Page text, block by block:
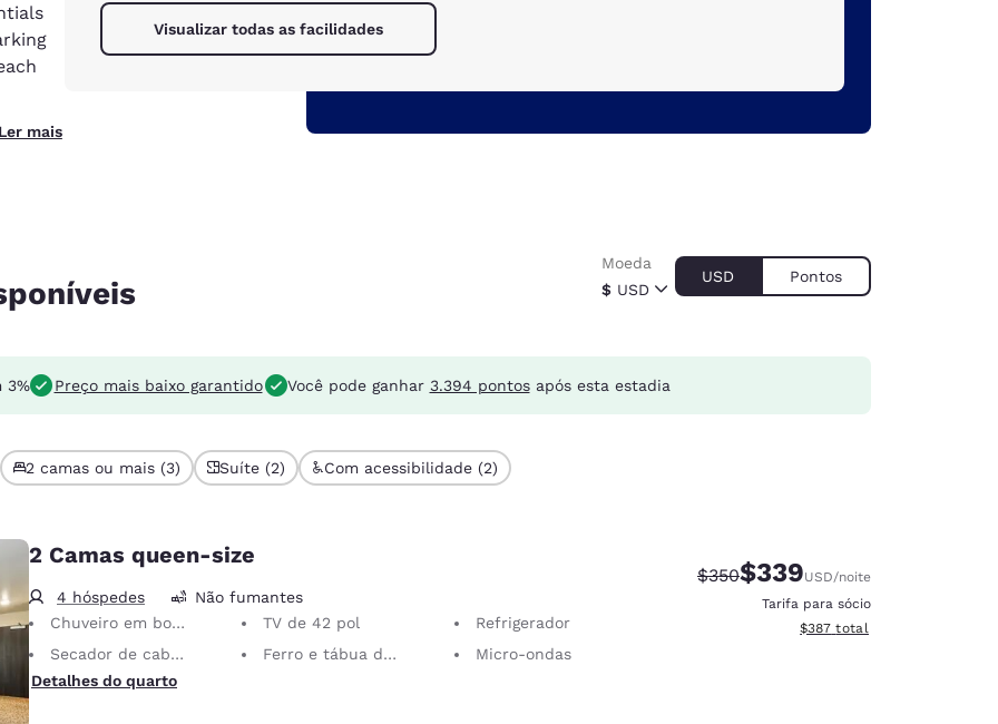
mais
Visualizar todas as facilidades
$ USD
Moeda
USD Pontos
3% Preço mais baixo garantido Você pode ganhar 3.394 pontosapós esta estadia
2 camas ou mais (3) Suíte (2) Com acessibilidade (2)
2 Camas queen-size
4 hóspedes
Não fumantes
Chuveiro em box grande
TV de 42 pol
Refrigerador
Secador de cabelo
Ferro e tábua de passar roupa
Micro-ondas
Detalhes do quarto
Tarifa anterior “tachada”:
$350Tarifa com desconto:
$339USD/noite
Tarifa para sócio
Exibir detalhes do total
$387 total